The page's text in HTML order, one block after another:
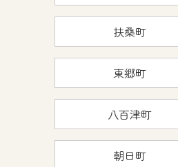
扶桑町
東郷町
八百津町
朝日町